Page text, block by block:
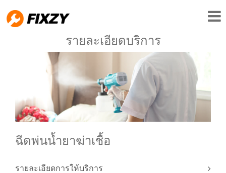
รายละเอียดบริการ
ฉีดพ่นน้ำยาฆ่าเชื้อ
รายละเอียดการให้บริการ